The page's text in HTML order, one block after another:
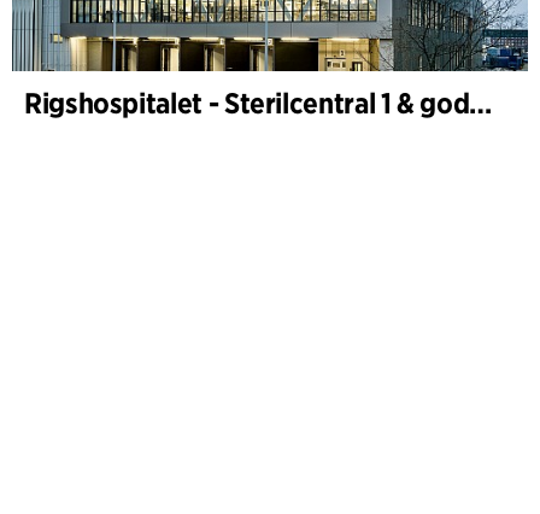
Rigshospitalet - Sterilcentral 1 & godsterminal